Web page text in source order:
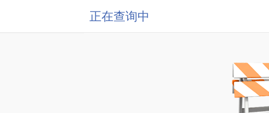
正在查询中